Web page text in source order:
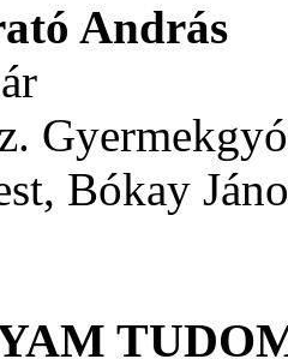
András
Bókay